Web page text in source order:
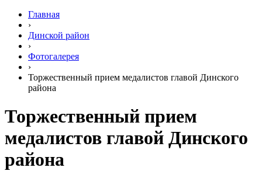
Главная
›
Динской район
›
Фотогалерея
›
Торжественный прием медалистов главой Динского
района
Торжественный прием
медалистов главой Динского
района